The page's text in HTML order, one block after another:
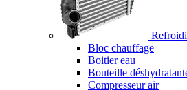
Bloc chauffage
Boitier eau
Bouteille
Compresseur air